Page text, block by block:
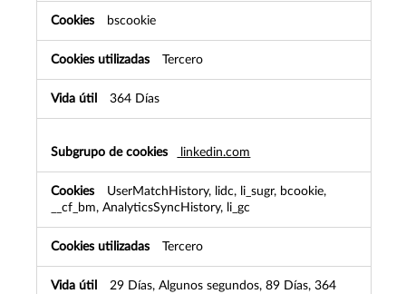
bscookie
Tercero
364 Días
linkedin.com
UserMatchHistory, lidc, li_sugr, bcookie,
__cf_bm, AnalyticsSyncHistory, li_gc
Tercero
29 Días, Algunos segundos, 89 Días, 364